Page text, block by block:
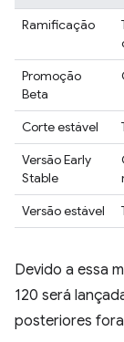
Ramificação
Promoção
Beta
Corte estável
Versão Early
Stable
Versão estável
Devido a essa
120 será
posteriores